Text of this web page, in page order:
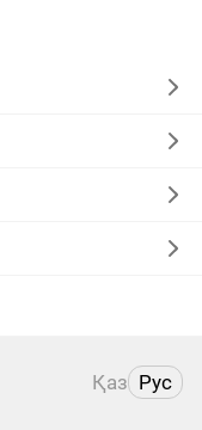
Қаз Рус